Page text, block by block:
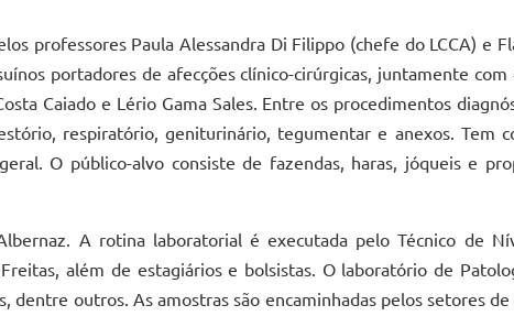
professores Paula Alessandra Di Filippo (chefe do LCCA) e
portadores de afecções clínico-cirúrgicas, juntamente com
Caiado e Lério Gama Sales. Entre os procedimentos
respiratório, geniturinário, tegumentar e anexos. Tem
O público-alvo consiste de fazendas, haras, jóqueis e
A rotina laboratorial é executada pelo Técnico de
além de estagiários e bolsistas. O laboratório de
outros. As amostras são encaminhadas pelos setores